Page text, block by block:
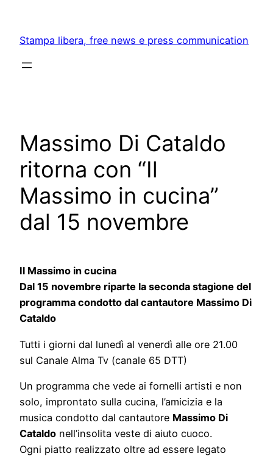
content
Stampa libera, free news e press communication
Massimo Di Cataldo
ritorna con “Il
Massimo in cucina”
dal 15 novembre
Il Massimo in cucina
Dal 15 novembre riparte la seconda stagione del
programma condotto dal cantautore Massimo Di
Cataldo
Tutti i giorni dal lunedì al venerdì alle ore 21.00
sul Canale Alma Tv (canale 65 DTT)
Un programma che vede ai fornelli artisti e non
solo, improntato sulla cucina, l’amicizia e la
musica condotto dal cantautore Massimo Di
Cataldo nell’insolita veste di aiuto cuoco.
Ogni piatto realizzato oltre ad essere legato